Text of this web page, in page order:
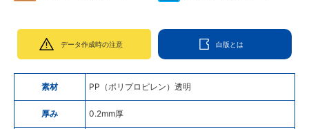
データ作成時の注意 白版とは
素材 PP（ポリプロピレン）透明
厚み 0.2mm厚